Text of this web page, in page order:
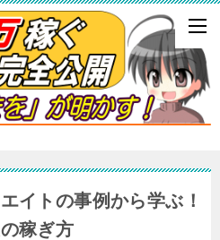
イトの事例から学ぶ！
稼ぎ方